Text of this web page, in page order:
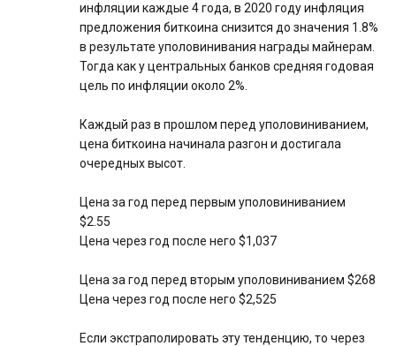
инфляции каждые 4 года, в 2020 году инфляция
предложения биткоина снизится до значения 1.8%
в результате уполовинивания награды майнерам.
Тогда как у центральных банков средняя годовая
цель по инфляции около 2%.
Каждый раз в прошлом перед уполовиниванием,
цена биткоина начинала разгон и достигала
очередных высот.
Цена за год перед первым уполовиниванием
$2.55
Цена через год после него $1,037
Цена за год перед вторым уполовиниванием $268
Цена через год после него $2,525
Если экстраполировать эту тенденцию, то через